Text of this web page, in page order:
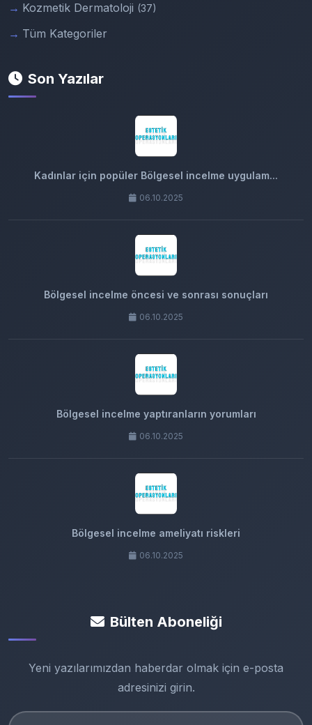
Kozmetik Dermatoloji (37)
Tüm Kategoriler
Son Yazılar
Kadınlar için popüler Bölgesel incelme uygulam...
06.10.2025
Bölgesel incelme öncesi ve sonrası sonuçları
06.10.2025
Bölgesel incelme yaptıranların yorumları
06.10.2025
Bölgesel incelme ameliyatı riskleri
06.10.2025
Bülten Aboneliği
Yeni yazılarımızdan haberdar olmak için e-posta
adresinizi girin.